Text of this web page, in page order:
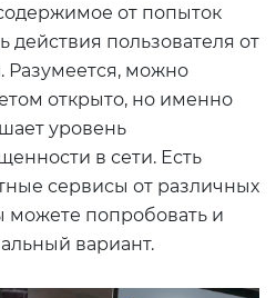
от попыток
действия пользователя от
Разумеется, можно
открыто, но именно
уровень
в сети. Есть
сервисы от различных
можете попробовать и
вариант.